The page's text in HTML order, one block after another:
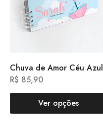
Chuva de Amor Céu Azul
R$ 85,90
Ver opções